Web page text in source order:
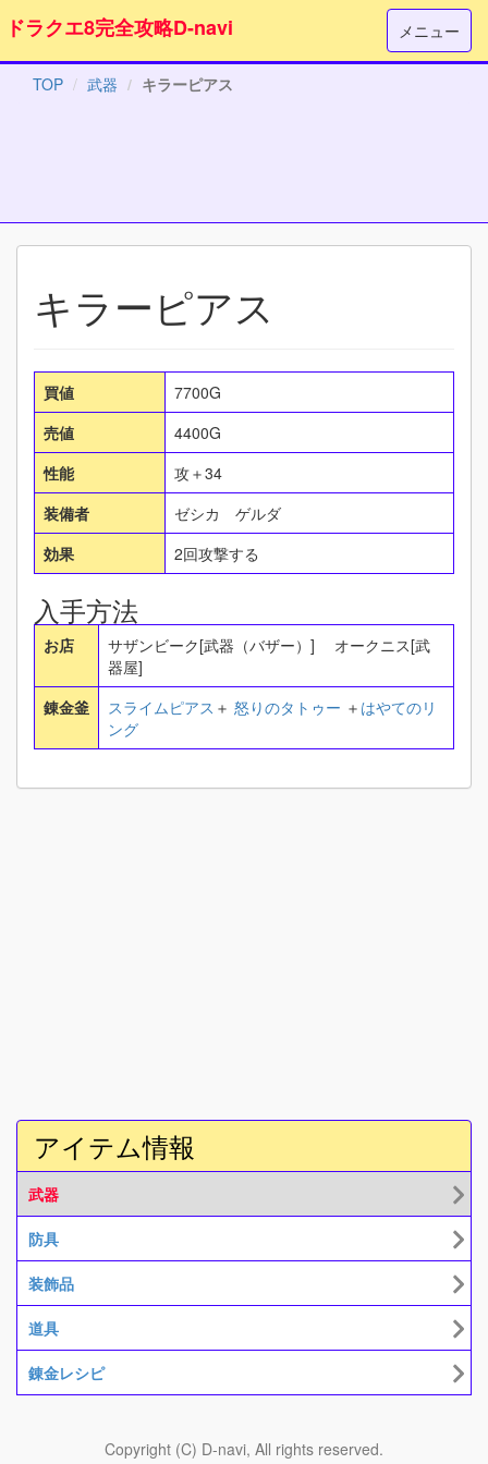
メニュー
ドラクエ8完全攻略D-navi
TOP 武器 キラーピアス
キラーピアス
買値
7700G
売値
4400G
性能
攻＋34
装備者
ゼシカ ゲルダ
効果
2回攻撃する
入手方法
お店
サザンビーク[武器（バザー）] オークニス[武
器屋]
錬金釜
スライムピアス ＋ 怒りのタトゥー ＋ はやてのリ
ング
アイテム情報
武器
防具
装飾品
道具
錬金レシピ
Copyright (C) D-navi, All rights reserved.